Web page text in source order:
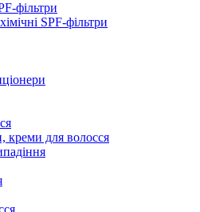
фільтри
SPF-фільтри
креми для волосся